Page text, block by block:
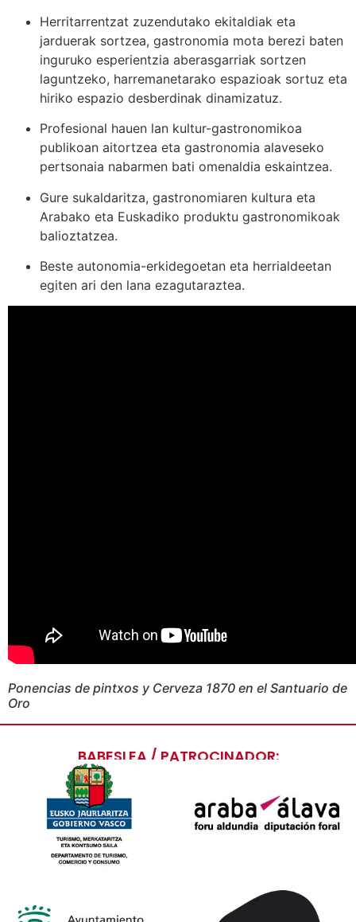
Herritarrentzat zuzendutako ekitaldiak eta
jarduerak sortzea, gastronomia mota berezi baten
inguruko esperientzia aberasgarriak sortzen
laguntzeko, harremanetarako espazioak sortuz eta
hiriko espazio desberdinak dinamizatuz.
Profesional hauen lan kultur-gastronomikoa
publikoan aitortzea eta gastronomia alaveseko
pertsonaia nabarmen bati omenaldia eskaintzea.
Gure sukaldaritza, gastronomiaren kultura eta
Arabako eta Euskadiko produktu gastronomikoak
balioztatzea.
Beste autonomia-erkidegoetan eta herrialdeetan
egiten ari den lana ezagutaraztea.
Ponencias de pintxos y Cerveza 1870 en el Santuario de
Oro
BABESLEA / PATROCINADOR: